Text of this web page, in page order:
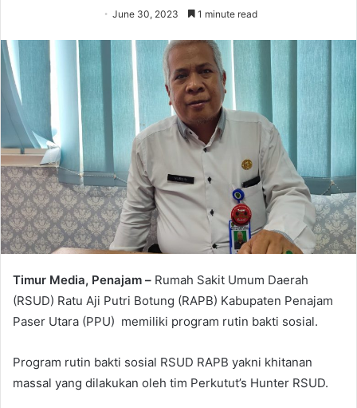
June 30, 2023 1 minute read
Timur Media, Penajam – Rumah Sakit Umum Daerah
(RSUD) Ratu Aji Putri Botung (RAPB) Kabupaten Penajam
Paser Utara (PPU) memiliki program rutin bakti sosial.
Program rutin bakti sosial RSUD RAPB yakni khitanan
massal yang dilakukan oleh tim Perkutut’s Hunter RSUD.